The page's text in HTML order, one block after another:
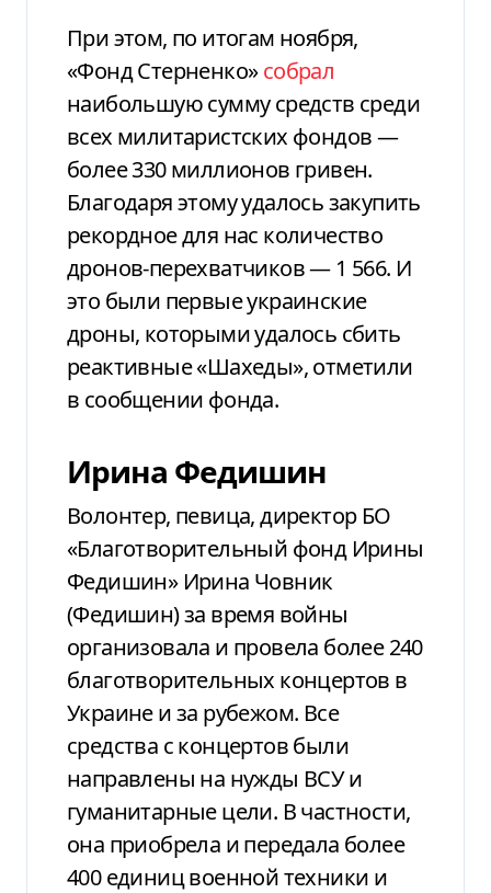
При этом, по итогам ноября,
«Фонд Стерненко»собрал
наибольшую сумму средств среди
всех милитаристских фондов —
более 330 миллионов гривен.
Благодаря этому удалось закупить
рекордное для нас количество
дронов-перехватчиков — 1 566. И
это были первые украинские
дроны, которыми удалось сбить
реактивные «Шахеды», отметили
в сообщении фонда.
Ирина Федишин
Волонтер, певица, директор БО
«Благотворительный фонд Ирины
Федишин» Ирина Човник
(Федишин) за время войны
организовала и провела более 240
благотворительных концертов в
Украине и за рубежом. Все
средства с концертов были
направлены на нужды ВСУ и
гуманитарные цели. В частности,
она приобрела и передала более
400 единиц военной техники и